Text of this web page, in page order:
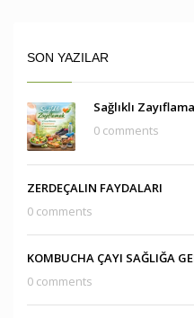
SON YAZILAR
Sağlıklı
0 comments
ZERDEÇALIN FAYDALARI
0 comments
KOMBUCHA ÇAYI SAĞLIĞA
0 comments